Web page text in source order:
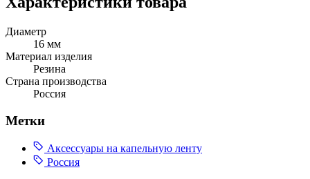
Диаметр
16 мм
Материал изделия
Резина
Страна производства
Россия
Метки
Аксессуары на капельную ленту
Россия